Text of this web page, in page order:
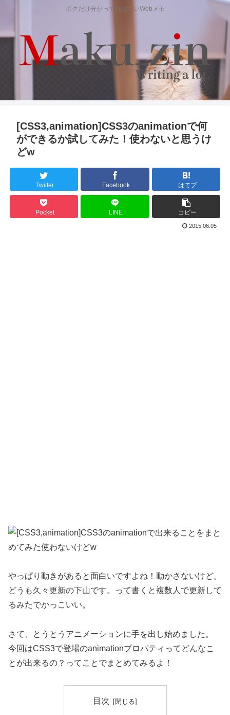
ボクだけ分かってればいいWebメモ
[CSS3,animation]CSS3のanimationで何
ができるか試してみた！使わないと思うけ
どw
Twitter Facebook はてブ
Pocket LINE コピー
2015.06.05
やっぱり動きがあると面白いですよね！動かさないけど。
どうも久々更新の下山です。って書くと複数人で更新して
るみたでかっこいい。
さて、とうとうアニメーションに手を出し始めました。
今回はCSS3で登場のanimationプロパティってどんなこ
とが出来るの？ってことでまとめてみるよ！
目次